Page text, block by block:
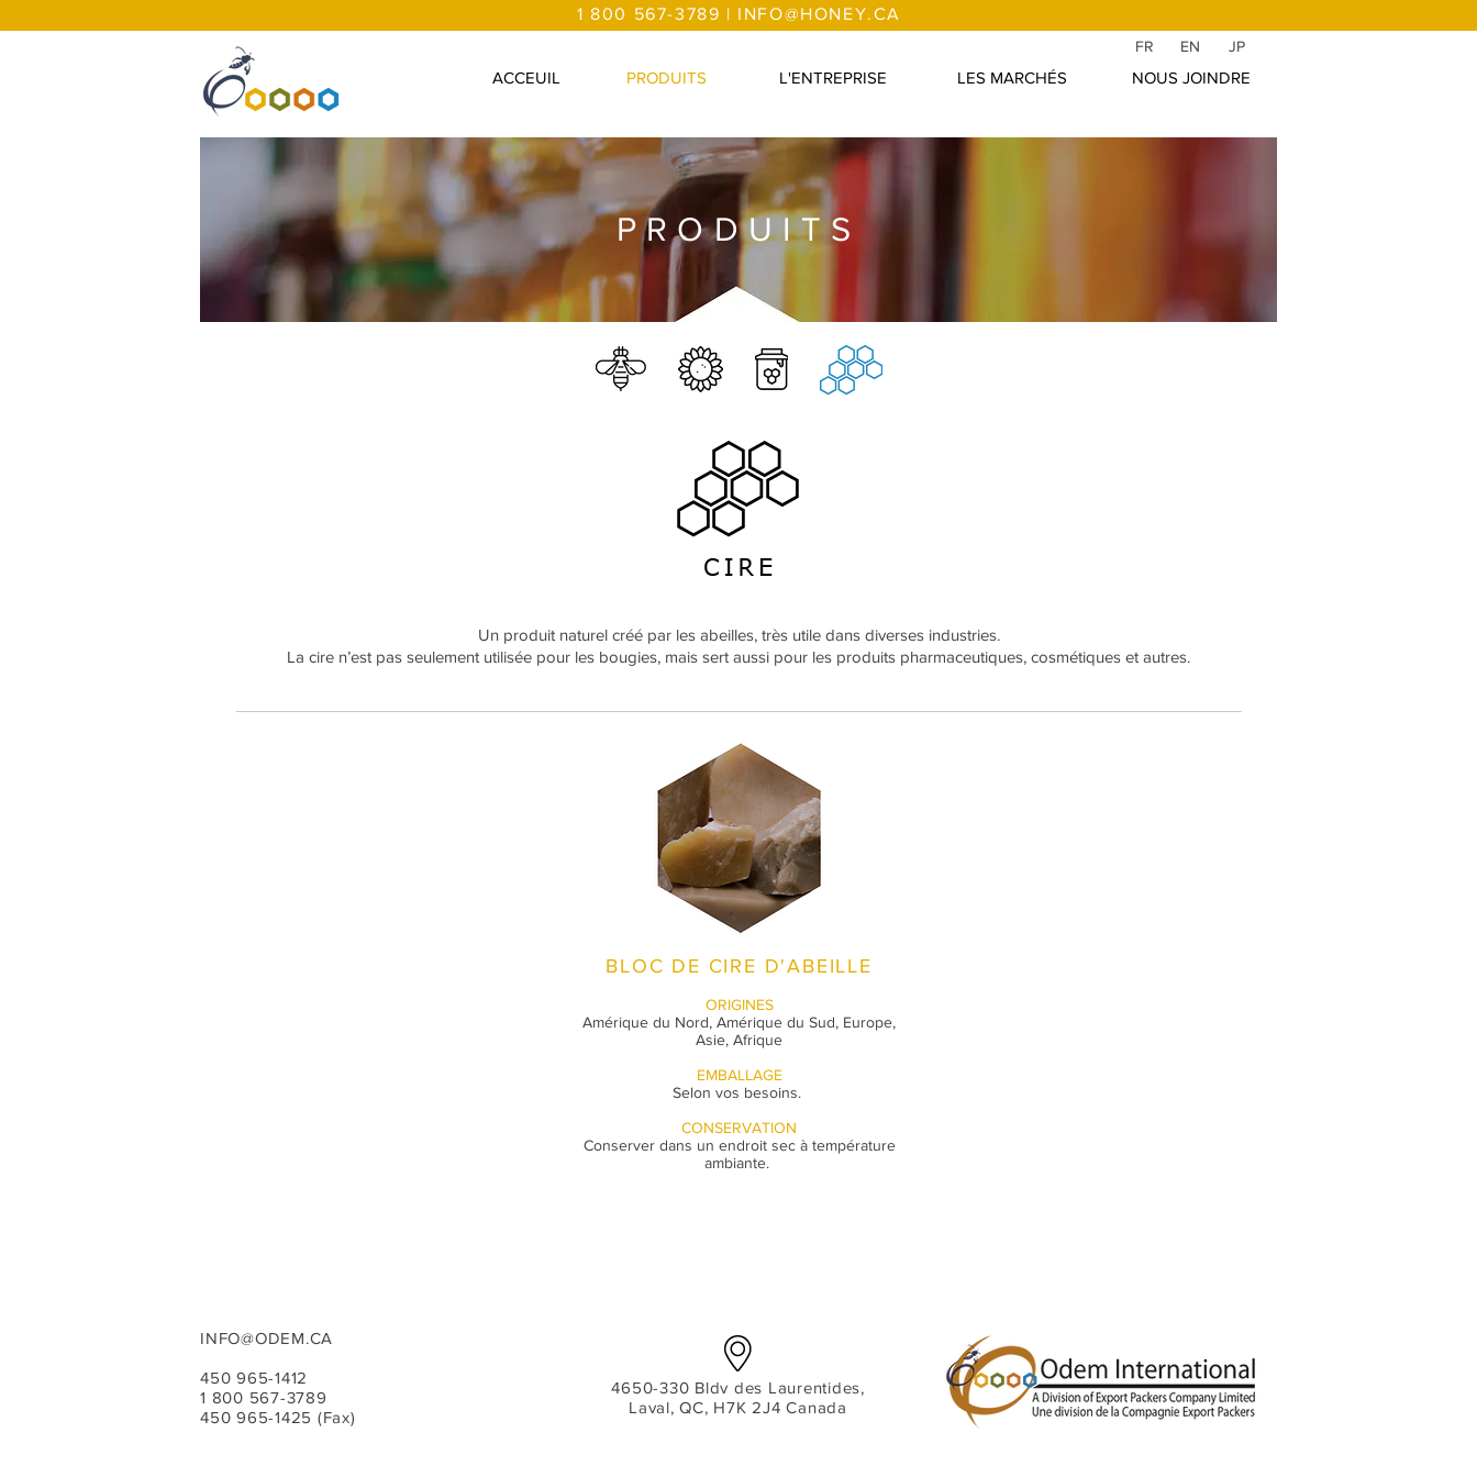
1 800 567-3789 | INFO@HONEY.CA
FR EN JP
ACCEUIL PRODUITS L'ENTREPRISE LES MARCHÉS NOUS JOINDRE
PRODUITS
Un produit naturel créé par les abeilles, très utile dans diverses industries.
La cire n’est pas seulement utilisée pour les bougies, mais sert aussi pour les produits pharmaceutiques, cosmétiques et autres.
BLOC DE CIRE D'ABEILLE
ORIGINES
Amérique du Nord, Amérique du Sud, Europe,
Asie, Afrique
EMBALLAGE
Selon vos besoins. ​
CONSERVATION
Conserver dans un endroit sec à température
ambiante.
INFO@ODEM.CA
450 965-1412
1 800 567-3789
450 965-1425 (Fax)
4650-330 Bldv des Laurentides,
Laval, QC, H7K 2J4 Canada